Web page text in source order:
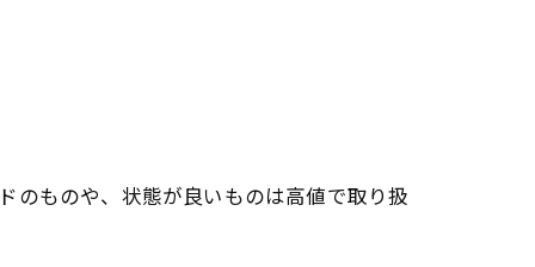
のものや、状態が良いものは高値で取り扱